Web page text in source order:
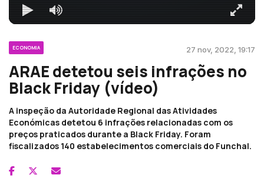
ECONOMIA 27 nov, 2022, 19:17
ARAE detetou seis infrações no
Black Friday (vídeo)
A inspeção da Autoridade Regional das Atividades
Económicas detetou 6 infrações relacionadas com os
preços praticados durante a Black Friday. Foram
fiscalizados 140 estabelecimentos comerciais do Funchal.